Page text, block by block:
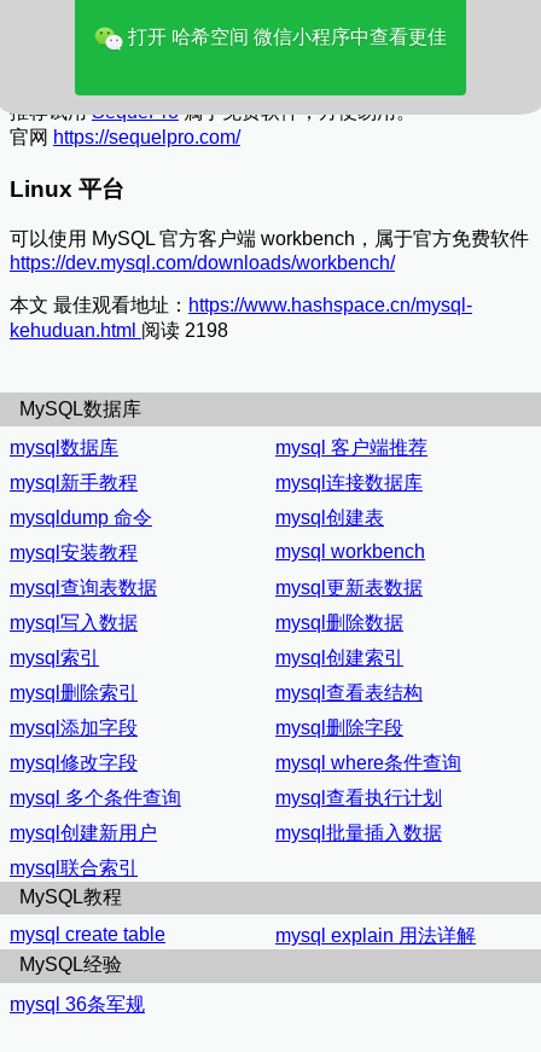
推荐试用SequePro属于免费软件，方便易用。
官网 https://sequelpro.com/
Linux 平台
可以使用 MySQL 官方客户端 workbench，属于官方免费软件
https://dev.mysql.com/downloads/workbench/
本文 最佳观看地址： https://www.hashspace.cn/mysql-
kehuduan.html 阅读 2198
MySQL数据库
mysql数据库
mysql 客户端推荐
mysql新手教程
mysql连接数据库
mysqldump 命令
mysql创建表
mysql安装教程
mysql workbench
mysql查询表数据
mysql更新表数据
mysql写入数据
mysql删除数据
mysql索引
mysql创建索引
mysql删除索引
mysql查看表结构
mysql添加字段
mysql删除字段
mysql修改字段
mysql where条件查询
mysql 多个条件查询
mysql查看执行计划
mysql创建新用户
mysql批量插入数据
mysql联合索引
MySQL教程
mysql create table
mysql explain 用法详解
MySQL经验
mysql 36条军规
打开 哈希空间 微信小程序中查看更佳